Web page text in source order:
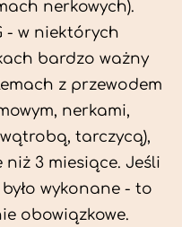
nerkowych).
- w niektórych
bardzo ważny
z przewodem
nerkami,
tarczycą),
niż 3 miesiące. Jeśli
wykonane - to
obowiązkowe.